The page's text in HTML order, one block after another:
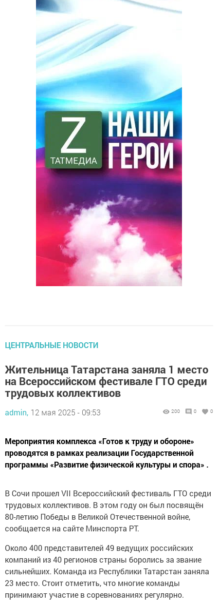
ЦЕНТРАЛЬНЫЕ НОВОСТИ
Жительница Татарстана заняла 1 место
на Всероссийском фестивале ГТО среди
трудовых коллективов
admin, 12 мая 2025 - 09:53 200 0 0
Мероприятия комплекса «Готов к труду и обороне»
проводятся в рамках реализации Государственной
программы «Развитие физической культуры и спора» .
В Сочи прошел VII Всероссийский фестиваль ГТО среди
трудовых коллективов. В этом году он был посвящён
80-летию Победы в Великой Отечественной войне,
сообщается на сайте Минспорта РТ.
Около 400 представителей 49 ведущих российских
компаний из 40 регионов страны боролись за звание
сильнейших. Команда из Республики Татарстан заняла
23 место. Стоит отметить, что многие команды
принимают участие в соревнованиях регулярно.